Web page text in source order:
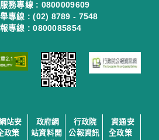
務專線 : 0800009609
專線 : (02) 8789 - 7548
專線 : 0800085854
站安
政策
政府網
站資料開
行政院
公報資訊
資通安
全政策